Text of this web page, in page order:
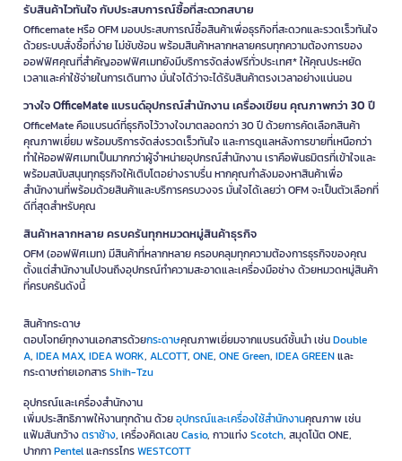
รับสินค้าไวทันใจ กับประสบการณ์ซื้อที่สะดวกสบาย
Officemate หรือ OFM มอบประสบการณ์ซื้อสินค้าเพื่อธุรกิจที่สะดวกและรวดเร็วทันใจ
ด้วยระบบสั่งซื้อที่ง่าย ไม่ซับซ้อน พร้อมสินค้าหลากหลายครบทุกความต้องการของ
ออฟฟิศคุณที่สำคัญออฟฟิศเมทยังมีบริการจัดส่งฟรีทั่วประเทศ* ให้คุณประหยัด
เวลาและค่าใช้จ่ายในการเดินทาง มั่นใจได้ว่าจะได้รับสินค้าตรงเวลาอย่างแน่นอน
วางใจ OfficeMate แบรนด์อุปกรณ์สำนักงาน เครื่องเขียน คุณภาพกว่า 30 ปี
OfficeMate คือแบรนด์ที่ธุรกิจไว้วางใจมาตลอดกว่า 30 ปี ด้วยการคัดเลือกสินค้า
คุณภาพเยี่ยม พร้อมบริการจัดส่งรวดเร็วทันใจ และการดูแลหลังการขายที่เหนือกว่า
ทำให้ออฟฟิศเมทเป็นมากกว่าผู้จำหน่ายอุปกรณ์สำนักงาน เราคือพันธมิตรที่เข้าใจและ
พร้อมสนับสนุนทุกธุรกิจให้เติบโตอย่างราบรื่น หากคุณกำลังมองหาสินค้าเพื่อ
สำนักงานที่พร้อมด้วยสินค้าและบริการครบวงจร มั่นใจได้เลยว่า OFM จะเป็นตัวเลือกที่
ดีที่สุดสำหรับคุณ
สินค้าหลากหลาย ครบครันทุกหมวดหมู่สินค้าธุรกิจ
OFM (ออฟฟิศเมท) มีสินค้าที่หลากหลาย ครอบคลุมทุกความต้องการธุรกิจของคุณ
ตั้งแต่สำนักงานไปจนถึงอุปกรณ์ทำความสะอาดและเครื่องมือช่าง ด้วยหมวดหมู่สินค้า
ที่ครบครันดังนี้
สินค้ากระดาษ
ตอบโจทย์ทุกงานเอกสารด้วยกระดาษคุณภาพเยี่ยมจากแบรนด์ชั้นนำ เช่นDouble
A, IDEA MAX, IDEA WORK, ALCOTT, ONE, ONE Green, IDEA GREENและ
กระดาษถ่ายเอกสารShih-Tzu
อุปกรณ์และเครื่องสำนักงาน
เพิ่มประสิทธิภาพให้งานทุกด้าน ด้วยอุปกรณ์และเครื่องใช้สำนักงานคุณภาพ เช่น
แฟ้มสันกว้างตราช้าง, เครื่องคิดเลขCasio, กาวแท่งScotch, สมุดโน้ต ONE,
ปากกาPentelและกรรไกรWESTCOTT